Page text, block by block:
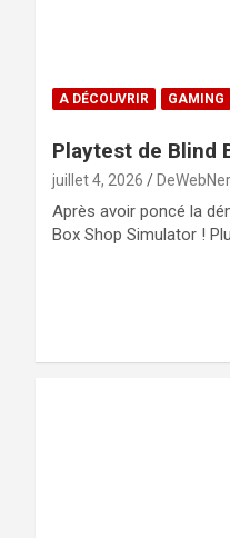
A DÉCOUVRIR GAMING
Playtest de Blind
juillet 4, 2026 DeWebNer
Après avoir poncé la
Box Shop Simulator !